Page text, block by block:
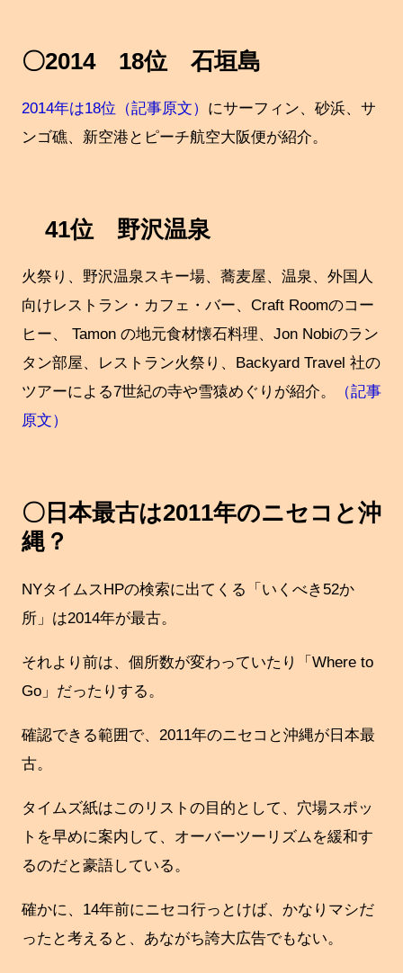
〇2014 18位 石垣島
2014年は18位（記事原文） にサーフィン、砂浜、サ
ンゴ礁、新空港とピーチ航空大阪便が紹介。
41位 野沢温泉
火祭り、野沢温泉スキー場、蕎麦屋、温泉、外国人
向けレストラン・カフェ・バー、Craft Roomのコー
ヒー、 Tamon の地元食材懐石料理、Jon Nobiのラン
タン部屋、レストラン火祭り、Backyard Travel 社の
ツアーによる7世紀の寺や雪猿めぐりが紹介。
（記事
原文）
〇日本最古は2011年のニセコと沖
縄？
NYタイムスHPの検索に出てくる「いくべき52か
所」は2014年が最古。
それより前は、個所数が変わっていたり「Where to
Go」だったりする。
確認できる範囲で、2011年のニセコと沖縄が日本最
古。
タイムズ紙はこのリストの目的として、穴場スポッ
トを早めに案内して、オーバーツーリズムを緩和す
るのだと豪語している。
確かに、14年前にニセコ行っとけば、かなりマシだ
ったと考えると、あながち誇大広告でもない。